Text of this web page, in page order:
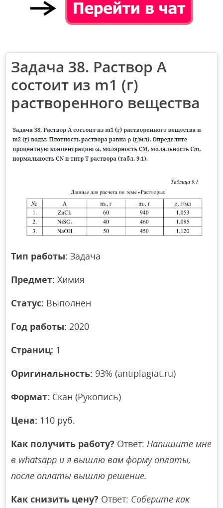
Задача 38. Раствор А
состоит из m1 (г)
растворенного вещества
Тип работы: Задача
Предмет: Химия
Статус: Выполнен
Год работы: 2020
Страниц: 1
Оригинальность: 93% (antiplagiat.ru)
Формат: Скан (Рукопись)
Цена: 110 руб.
Как получить работу? Ответ: Напишите мне
в whatsapp и я вышлю вам форму оплаты,
после оплаты вышлю решение.
Как снизить цену? Ответ: Соберите как